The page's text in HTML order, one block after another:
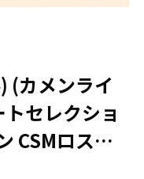
(カメンライ
セレクショ
CSMロスト